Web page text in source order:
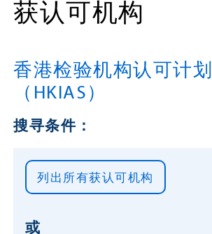
获认可机构
香港检验机构认可计划
（HKIAS）
搜寻条件：
或